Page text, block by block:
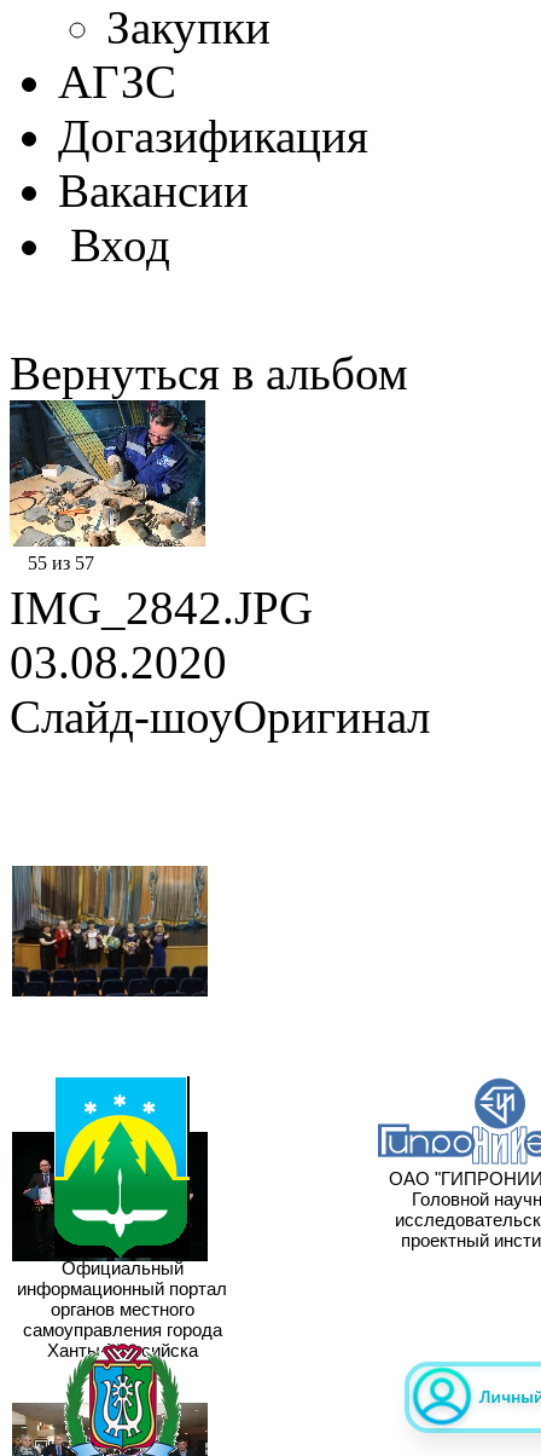
Закупки
АГЗС
Догазификация
Вакансии
Вход
Вернуться в альбом
55 из 57
IMG_2842.JPG
03.08.2020
Слайд-шоуОригинал
Официальный
информационный портал
органов местного
самоуправления города
Ханты-Мансийска
ОАО
Головной
проектный